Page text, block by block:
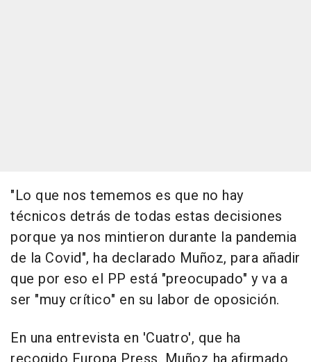
"Lo que nos tememos es que no hay
técnicos detrás de todas estas decisiones
porque ya nos mintieron durante la pandemia
de la Covid", ha declarado Muñoz, para añadir
que por eso el PP está "preocupado" y va a
ser "muy crítico" en su labor de oposición.
En una entrevista en 'Cuatro', que ha